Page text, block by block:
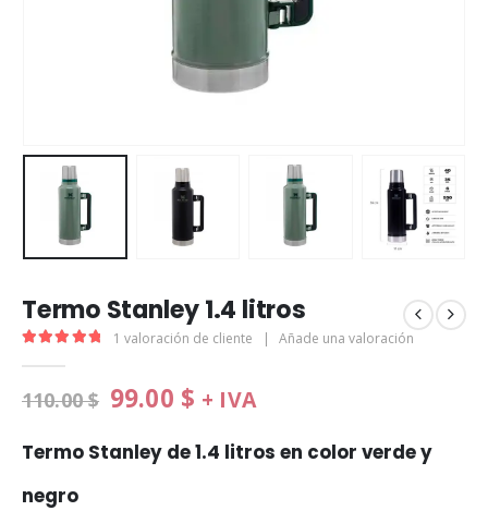
Termo Stanley 1.4 litros
1 valoración de cliente | Añade una valoración
110.00$ 99.00 $ + IVA
Termo Stanley de 1.4 litros en color verde y
negro